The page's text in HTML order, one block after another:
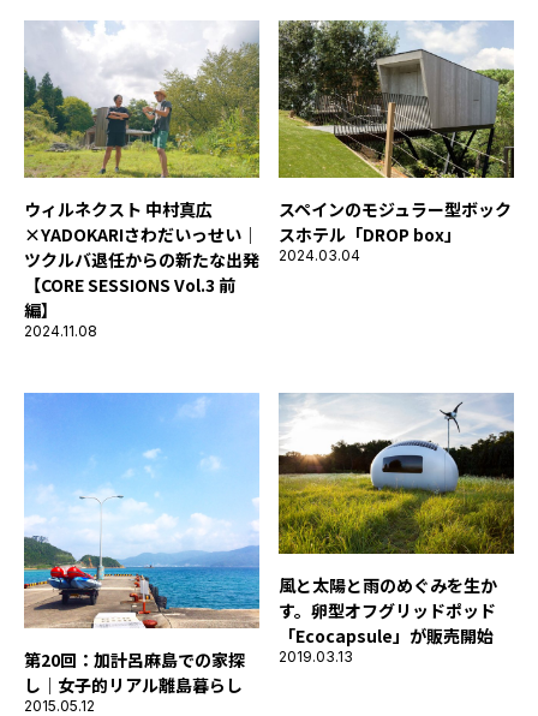
ウィルネクスト 中村真広
×YADOKARIさわだいっせい｜
ツクルバ退任からの新たな出発
【CORE SESSIONS Vol.3 前
編】
2024.11.08
スペインのモジュラー型ボック
スホテル「DROP box」
2024.03.04
第20回：加計呂麻島での家探
し｜女子的リアル離島暮らし
2015.05.12
風と太陽と雨のめぐみを生か
す。卵型オフグリッドポッド
「Ecocapsule」が販売開始
2019.03.13